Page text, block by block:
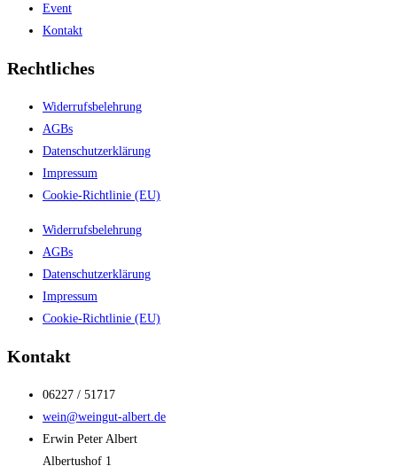
Event
Kontakt
Rechtliches
Widerrufsbelehrung
AGBs
Datenschutzerklärung
Impressum
Cookie-Richtlinie (EU)
Widerrufsbelehrung
AGBs
Datenschutzerklärung
Impressum
Cookie-Richtlinie (EU)
Kontakt
06227 / 51717
wein@weingut-albert.de
Erwin Peter Albert
Albertushof 1